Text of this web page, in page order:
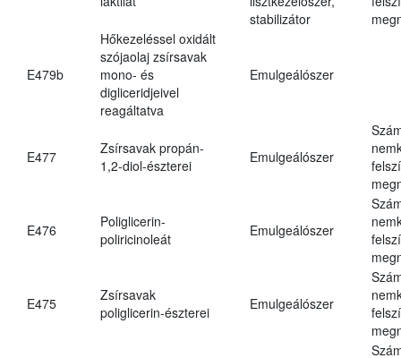
stabilizátor
E479b
Hőkezeléssel oxidált
szójaolaj zsírsavak
mono- és
digliceridjeivel
reagáltatva
Emulgeálószer
E477
Zsírsavak propán-
1,2-diol-észterei
Emulgeálószer
E476
Poliglicerin-
poliricinoleát
Emulgeálószer
E475
Zsírsavak
poliglicerin-észterei
Emulgeálószer